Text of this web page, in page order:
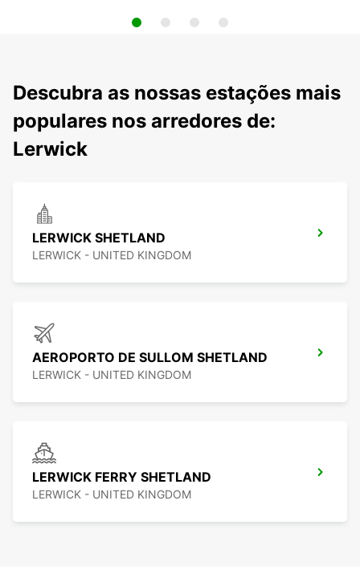
Descubra as nossas estações mais
populares nos arredores de:
Lerwick
LERWICK SHETLAND
LERWICK - UNITED KINGDOM
AEROPORTO DE SULLOM SHETLAND
LERWICK - UNITED KINGDOM
LERWICK FERRY SHETLAND
LERWICK - UNITED KINGDOM